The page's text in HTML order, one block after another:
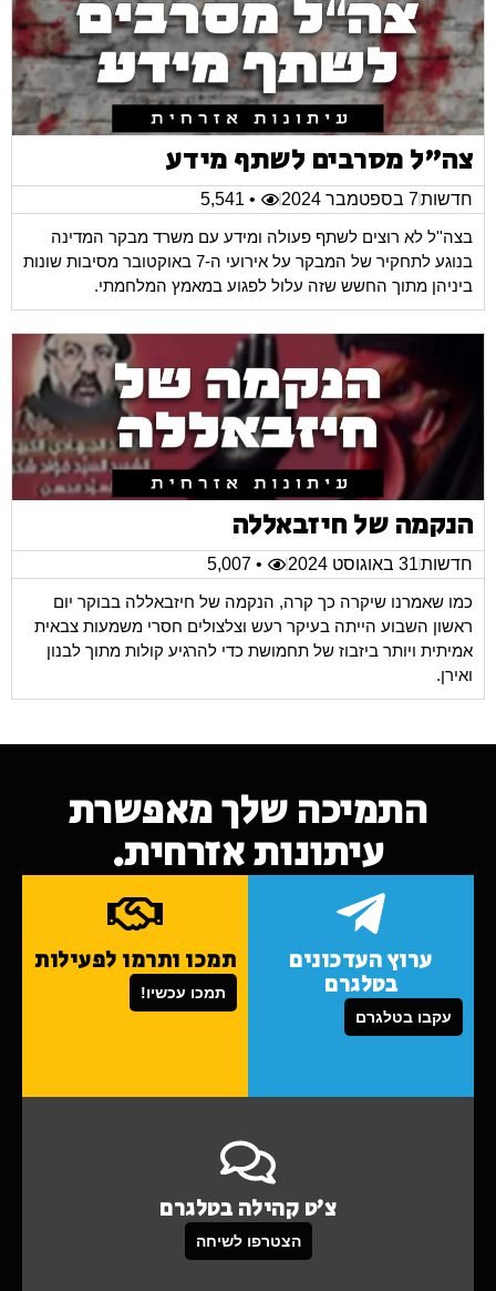
צה"ל מסרבים לשתף מידע
חדשות7 בספטמבר 2024
• 5,541
בצה''ל לא רוצים לשתף פעולה ומידע עם משרד מבקר המדינה
בנוגע לתחקיר של המבקר על אירועי ה-7 באוקטובר מסיבות שונות
ביניהן מתוך החשש שזה עלול לפגוע במאמץ המלחמתי.
הנקמה של חיזבאללה
חדשות31 באוגוסט 2024
• 5,007
כמו שאמרנו שיקרה כך קרה, הנקמה של חיזבאללה בבוקר יום
ראשון השבוע הייתה בעיקר רעש וצלצולים חסרי משמעות צבאית
אמיתית ויותר ביזבוז של תחמושת כדי להרגיע קולות מתוך לבנון
ואירן.
התמיכה שלך מאפשרת
עיתונות אזרחית.
ערוץ העדכונים
בטלגרם
עקבו בטלגרם
תמכו ותרמו לפעילות
תמכו עכשיו!
צ'ט קהילה בטלגרם
הצטרפו לשיחה